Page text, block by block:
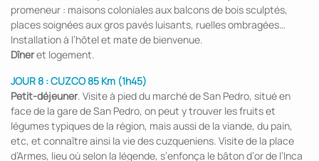
promeneur : maisons coloniales aux balcons de bois sculptés,
places soignées aux gros pavés luisants, ruelles ombragées…
Installation à l’hôtel et mate de bienvenue.
Dîneret logement.
JOUR 8 : CUZCO 85 Km (1h45)
Petit-déjeuner. Visite à pied du marché de San Pedro, situé en
face de la gare de San Pedro, on peut y trouver les fruits et
légumes typiques de la région, mais aussi de la viande, du pain,
etc, et connaître ainsi la vie des cuzqueniens. Visite de la place
d’Armes, lieu où selon la légende, s’enfonça le bâton d’or de l’Inca